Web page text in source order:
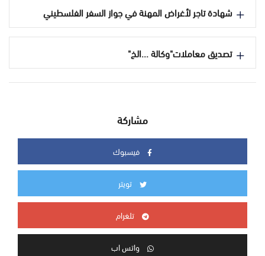
شهادة تاجر لأغراض المهنة في جواز السفر الفلسطيني
تصديق معاملات"وكالة ...الخ"
مشاركة
فيسبوك
تويتر
تلغرام
واتس اب